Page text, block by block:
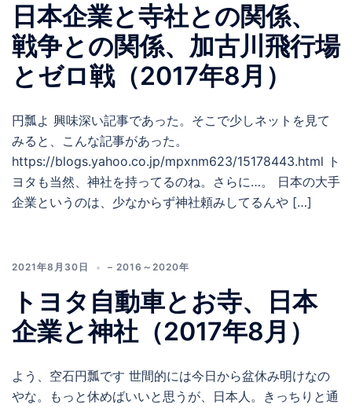
日本企業と寺社との関係、
戦争との関係、加古川飛行場
とゼロ戦（2017年8月）
円瓢よ 興味深い記事であった。そこで少しネットを見て
みると、こんな記事があった。
https://blogs.yahoo.co.jp/mpxnm623/15178443.html ト
ヨタも当然、神社を持ってるのね。さらに…。 日本の大手
企業というのは、少なからず神社頼みしてるんや […]
2021年8月30日 – 2016～2020年
トヨタ自動車とお寺、日本
企業と神社（2017年8月）
よう、空石円瓢です 世間的には今日から盆休み明けなの
やな。もっと休めばいいと思うが、日本人。きっちりと通